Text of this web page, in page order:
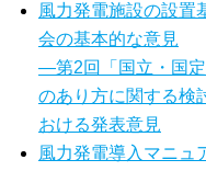
風力発電施設の設置
会の基本的な意見
―第2回「国立・国
のあり方に関する検
おける発表意見
風力発電導入マニュ